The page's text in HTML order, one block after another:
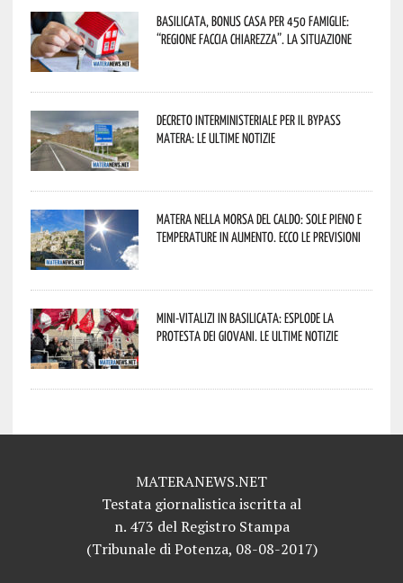
Basilicata, Bonus casa per 450 famiglie:
“Regione faccia chiarezza”. La situazione
Decreto interministeriale per il Bypass
Matera: le ultime notizie
Matera nella morsa del caldo: sole pieno e
temperature in aumento. Ecco le previsioni
Mini-vitalizi in Basilicata: esplode la
protesta dei giovani. Le ultime notizie
MATERANEWS.NET
Testata giornalistica iscritta al
n. 473 del Registro Stampa
(Tribunale di Potenza, 08-08-2017)